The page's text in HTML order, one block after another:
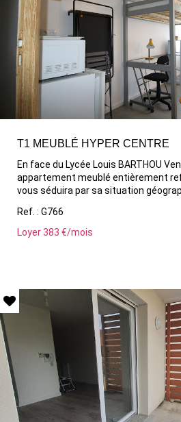
T1 MEUBLÉ HYPER CENTRE
En face du Lycée Louis BARTHOU Venez visiter ce très joli
appartement meublé entièrement
vous séduira par sa situation
compose d'une entrée, un séjour
salle d'eau avec WC. Les charges
Ref. : G766
Loyer 383 €/mois